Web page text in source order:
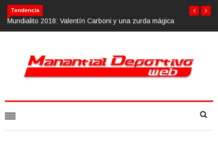
Tendencia
y una zurda mágica Calvario Race 2018, 10 de noviembre